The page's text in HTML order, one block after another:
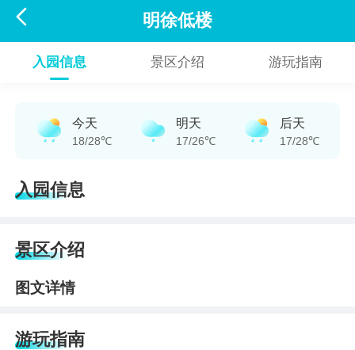
 明徐低楼
入园信息 景区介绍 游玩指南
今天
18/28℃
明天
17/26℃
后天
17/28℃
入园信息
景区介绍
图文详情
游玩指南